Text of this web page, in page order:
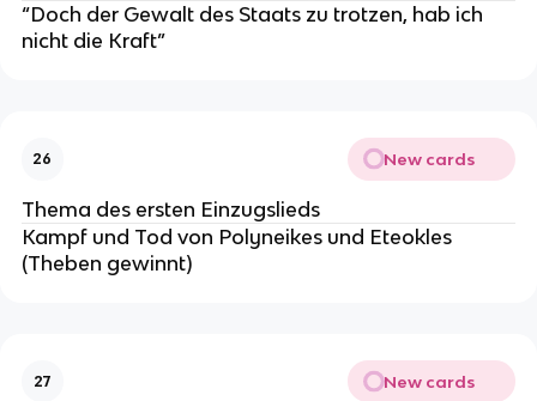
“Doch der Gewalt des Staats zu trotzen, hab ich
nicht die Kraft”
26 New cards
Thema des ersten Einzugslieds
Kampf und Tod von Polyneikes und Eteokles
(Theben gewinnt)
27 New cards